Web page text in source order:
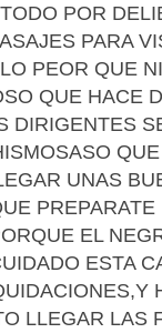
POR
PARA
PEOR QUE
QUE HACE
DIRIGENTES
UNAS
EL
ESTA
LLEGAR LAS